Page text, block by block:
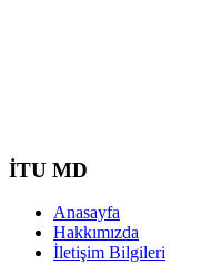
İTU MD
Anasayfa
Hakkımızda
İletişim Bilgileri